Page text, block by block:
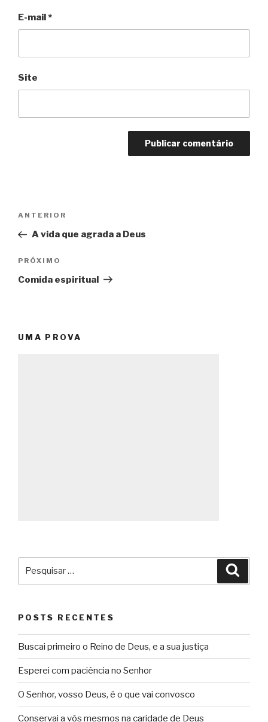
E-mail*
Site
Post
Post
anterior
ANTERIOR
A vida que agrada a Deus
Próximo
post
PRÓXIMO
Comida espiritual
UMA PROVA
POSTS RECENTES
Buscai primeiro o Reino de Deus, e a sua justiça
Esperei com paciência no Senhor
O Senhor, vosso Deus, é o que vai convosco
Conservai a vós mesmos na caridade de Deus